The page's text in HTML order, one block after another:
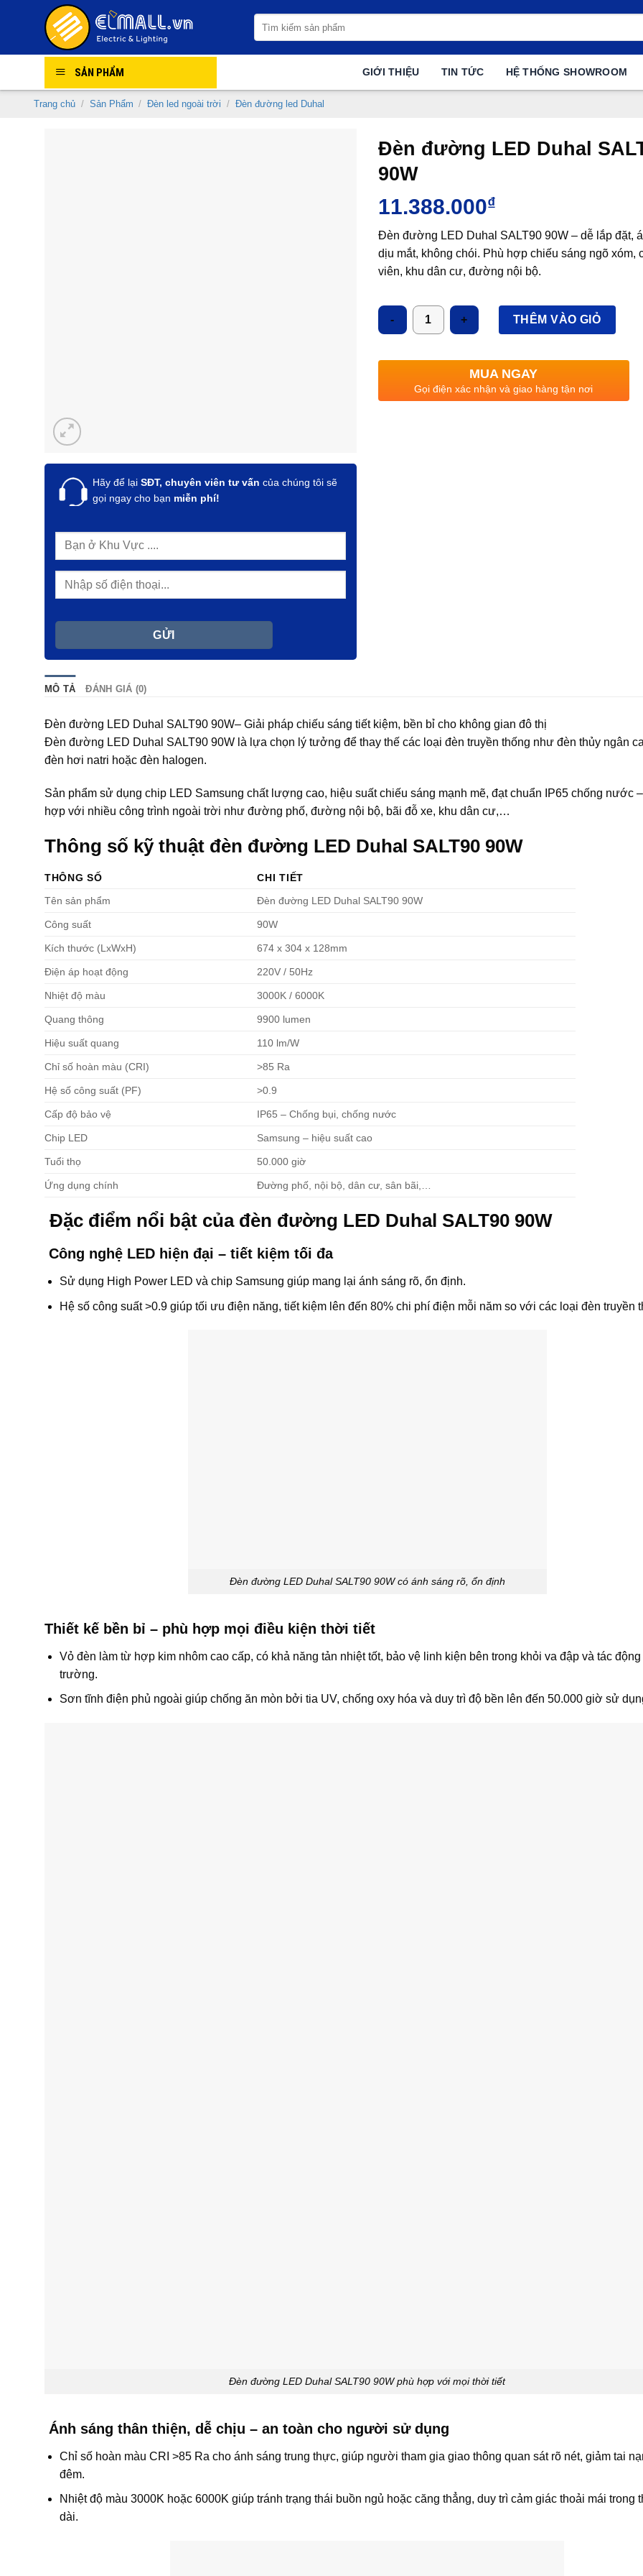
kiếm:
SẢN PHẨM GIỚI THIỆU TIN TỨC HỆ THỐNG SHOWROOM
Trang chủ / Sản Phẩm / Đèn led ngoài trời / Đèn đường led Duhal
Hãy để lại SĐT, chuyên viên tư vấn của chúng tôi sẽ
gọi ngay cho bạn miễn phí!
Đèn đường LED Duhal
90W
11.388.000₫
Đèn đường LED Duhal SALT90 90W – dễ lắp đặt,
dịu mắt, không chói. Phù hợp chiếu sáng ngõ xóm,
viên, khu dân cư, đường nội bộ.
Số lượng
THÊM VÀO GIỎ
MUA NGAY
Gọi điện xác nhận và giao hàng tận nơi
MÔ TẢ ĐÁNH GIÁ (0)
Đèn đường LED Duhal SALT90 90W– Giải pháp chiếu sáng tiết kiệm, bền bỉ cho không gian đô thị
Đèn đường LED Duhal SALT90 90W là lựa chọn lý tưởng để thay thế các loại đèn truyền thống như đèn thủy ngân
đèn hơi natri hoặc đèn halogen.
Sản phẩm sử dụng chip LED Samsung chất lượng cao, hiệu suất chiếu sáng mạnh mẽ, đạt chuẩn IP65 chống nước
hợp với nhiều công trình ngoài trời như đường phố, đường nội bộ, bãi đỗ xe, khu dân cư,…
Thông số kỹ thuật đèn đường LED Duhal SALT90 90W
THÔNG SỐ
CHI TIẾT
Tên sản phẩm
Đèn đường LED Duhal SALT90 90W
Công suất 90W
Kích thước (LxWxH) 674 x 304 x 128mm
Điện áp hoạt động 220V / 50Hz
Nhiệt độ màu 3000K / 6000K
Quang thông 9900 lumen
Hiệu suất quang 110 lm/W
Chỉ số hoàn màu (CRI) >85 Ra
Hệ số công suất (PF) >0.9
Cấp độ bảo vệ IP65 – Chống bụi, chống nước
Chip LED Samsung – hiệu suất cao
Tuổi thọ 50.000 giờ
Ứng dụng chính Đường phố, nội bộ, dân cư, sân bãi,…
Đặc điểm nổi bật của đèn đường LED Duhal SALT90 90W
Công nghệ LED hiện đại – tiết kiệm tối đa
Sử dụng High Power LED và chip Samsung giúp mang lại ánh sáng rõ, ổn định.
Hệ số công suất >0.9 giúp tối ưu điện năng, tiết kiệm lên đến 80% chi phí điện mỗi năm so với các loại đèn truyền
Đèn đường LED Duhal SALT90 90W có ánh sáng rõ, ổn định
Thiết kế bền bỉ – phù hợp mọi điều kiện thời tiết
Vỏ đèn làm từ hợp kim nhôm cao cấp, có khả năng tản nhiệt tốt, bảo vệ linh kiện bên trong khỏi va đập và tác động
trường.
Sơn tĩnh điện phủ ngoài giúp chống ăn mòn bởi tia UV, chống oxy hóa và duy trì độ bền lên đến 50.000 giờ sử
Đèn đường LED Duhal SALT90 90W phù hợp với mọi thời tiết
Ánh sáng thân thiện, dễ chịu – an toàn cho người sử dụng
Chỉ số hoàn màu CRI >85 Ra cho ánh sáng trung thực, giúp người tham gia giao thông quan sát rõ nét, giảm tai
đêm.
Nhiệt độ màu 3000K hoặc 6000K giúp tránh trạng thái buồn ngủ hoặc căng thẳng, duy trì cảm giác thoải mái trong
dài.